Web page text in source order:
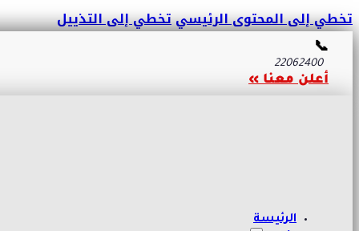
تخطي إلى المحتوى الرئيسيتخطي إلى التذييل
📞
22062400
أعلن معنا »
الرئيسة